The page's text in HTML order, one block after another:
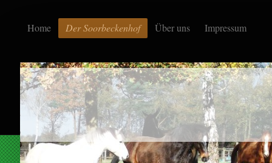
Home Der Soorbeckenhof Über uns Impressum